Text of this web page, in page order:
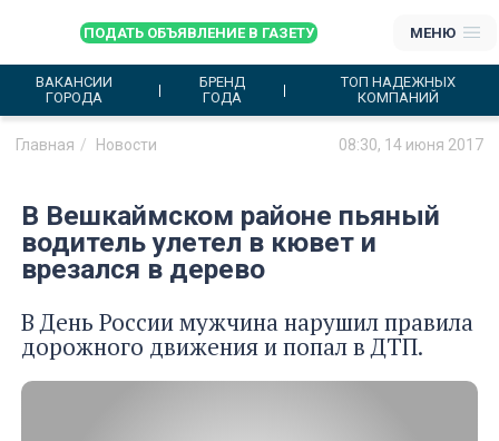
ПОДАТЬ ОБЪЯВЛЕНИЕ В ГАЗЕТУ МЕНЮ
ВАКАНСИИ
ГОРОДА
БРЕНД
ГОДА
ТОП НАДЕЖНЫХ
КОМПАНИЙ
Главная Новости 08:30, 14 июня 2017
В Вешкаймском районе пьяный
водитель улетел в кювет и
врезался в дерево
В День России мужчина нарушил правила
дорожного движения и попал в ДТП.